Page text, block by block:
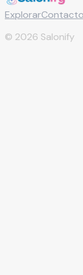
ExplorarContacto
© 2026 Salonify